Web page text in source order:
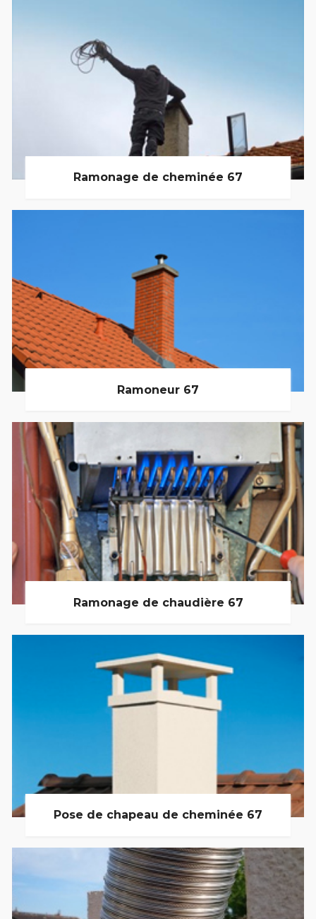
Ramonage de cheminée 67
Ramoneur 67
Ramonage de chaudière 67
Pose de chapeau de cheminée 67